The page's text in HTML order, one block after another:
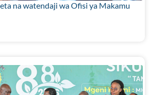
na watendaji wa Ofisi ya Makamu